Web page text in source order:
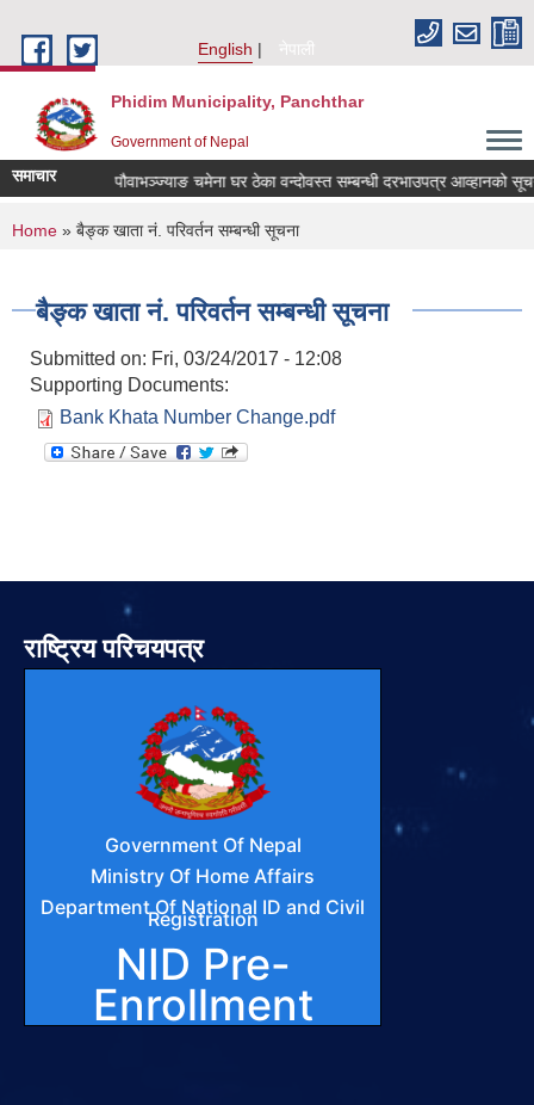
English
नेपाली
Phidim Municipality, Panchthar
Government of Nepal
समाचार पौवाभञ्ज्याङ चमेना घर ठेका वन्दोवस्त सम्बन्धी दरभाउपत्र आव्हानको
You are here
Home » बैङ्क खाता नं. परिवर्तन सम्बन्धी सूचना
बैङ्क खाता नं. परिवर्तन सम्बन्धी सूचना
Submitted on: Fri, 03/24/2017 - 12:08
Supporting Documents:
Bank Khata Number Change.pdf
राष्ट्रिय परिचयपत्र